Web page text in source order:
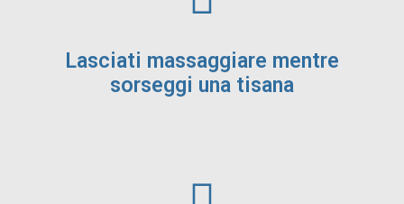
Lasciati massaggiare mentre
sorseggi una tisana